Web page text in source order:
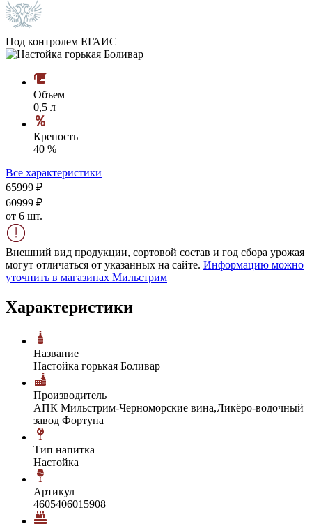
Под контролем ЕГАИС
Объем
0,5 л
Крепость
40 %
Все характеристики
65999 ₽
60999 ₽
от 6 шт.
Внешний вид продукции, сортовой состав и год сбора урожая
могут отличаться от указанных на сайте. Информацию можно
уточнить в магазинах Мильстрим
Характеристики
Название
Настойка горькая Боливар
Производитель
АПК Мильстрим-Черноморские вина,Ликёро-водочный
завод Фортуна
Тип напитка
Настойка
Артикул
4605406015908